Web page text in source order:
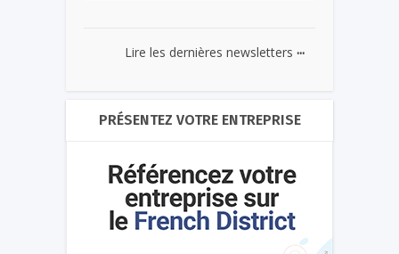
Lire les dernières newsletters ...
PRÉSENTEZ VOTRE ENTREPRISE